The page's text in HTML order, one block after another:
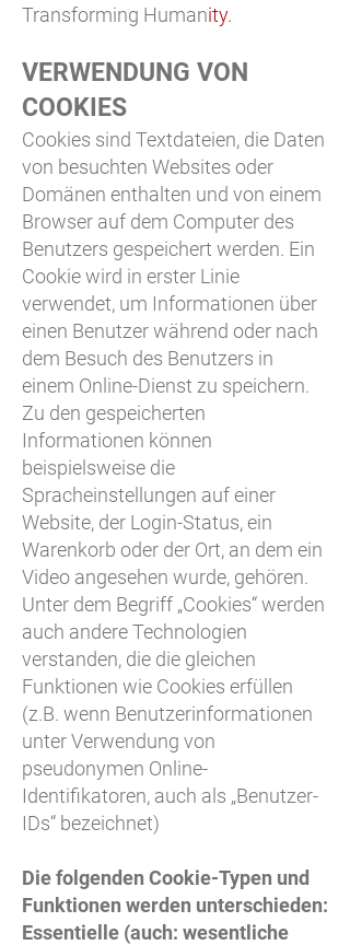
Transforming Humanity.
VERWENDUNG VON
COOKIES
Cookies sind Textdateien, die Daten
von besuchten Websites oder
Domänen enthalten und von einem
Browser auf dem Computer des
Benutzers gespeichert werden. Ein
Cookie wird in erster Linie
verwendet, um Informationen über
einen Benutzer während oder nach
dem Besuch des Benutzers in
einem Online-Dienst zu speichern.
Zu den gespeicherten
Informationen können
beispielsweise die
Spracheinstellungen auf einer
Website, der Login-Status, ein
Warenkorb oder der Ort, an dem ein
Video angesehen wurde, gehören.
Unter dem Begriff „Cookies“ werden
auch andere Technologien
verstanden, die die gleichen
Funktionen wie Cookies erfüllen
(z.B. wenn Benutzerinformationen
unter Verwendung von
pseudonymen Online-
Identifikatoren, auch als „Benutzer-
IDs“ bezeichnet)
Die folgenden Cookie-Typen und
Funktionen werden unterschieden:
Essentielle (auch: wesentliche